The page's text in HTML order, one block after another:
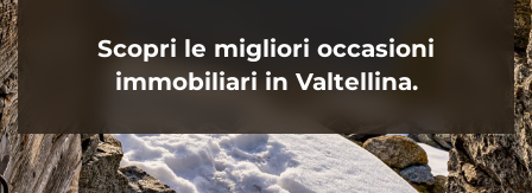
Scopri le migliori occasioni
immobiliari in Valtellina.